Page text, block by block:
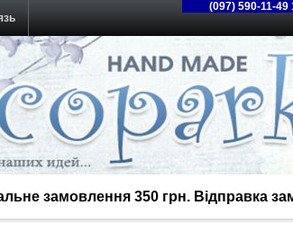
(097) 590-11-
замовлення 350 грн. Відправка